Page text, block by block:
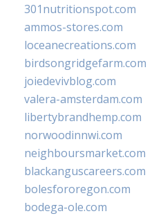
301nutritionspot.com
ammos-stores.com
loceanecreations.com
birdsongridgefarm.com
joiedevivblog.com
valera-amsterdam.com
libertybrandhemp.com
norwoodinnwi.com
neighboursmarket.com
blackanguscareers.com
bolesfororegon.com
bodega-ole.com